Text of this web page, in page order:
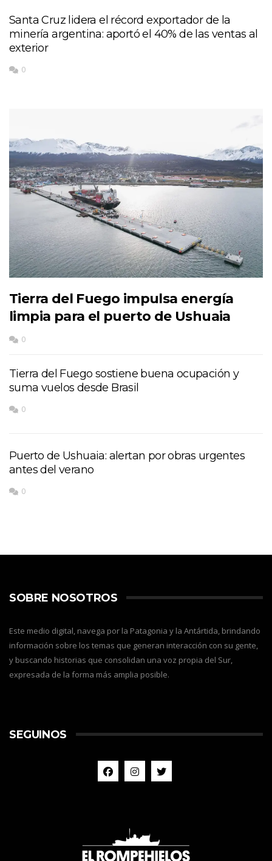
Santa Cruz lidera el récord exportador de la
minería argentina: aportó el 40% de las ventas al
exterior
0
Tierra del Fuego impulsa energía
limpia para el puerto de Ushuaia
0
Tierra del Fuego sostiene buena ocupación y
suma vuelos desde Brasil
0
Puerto de Ushuaia: alertan por obras urgentes
antes del verano
0
SOBRE NOSOTROS
Este medio digital, navega por la Patagonia y la Antártida, brindando
información sobre los temas que generan interacción con su gente,
y buscando historias que consolidan una voz propia del Sur,
expresada de la forma más amplia posible.
SEGUINOS